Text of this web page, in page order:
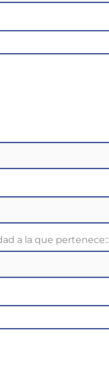
a la que pertenece::